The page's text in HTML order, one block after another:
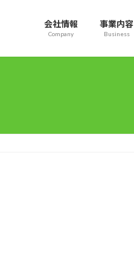
会社情報
Company
事業内容
Business